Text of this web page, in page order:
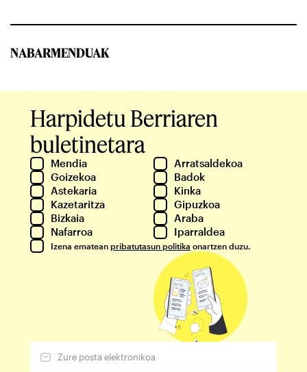
NABARMENDUAK
Harpidetu Berriaren
buletinetara
Mendia
Arratsaldekoa
Goizekoa
Badok
Astekaria
Kinka
Kazetaritza
Gipuzkoa
Bizkaia
Araba
Nafarroa
Iparraldea
Izena ematean pribatutasun politika onartzen duzu.